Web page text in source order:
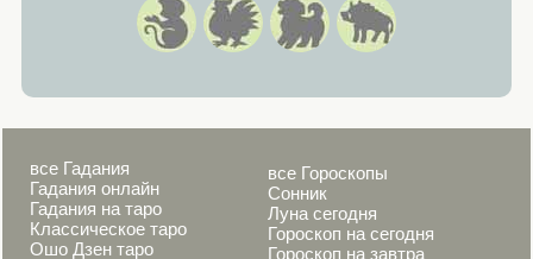
все Гадания
Гадания онлайн
Гадания на таро
Классическое таро
Ошо Дзен таро
все Гороскопы
Сонник
Луна сегодня
Гороскоп на сегодня
Гороскоп на завтра